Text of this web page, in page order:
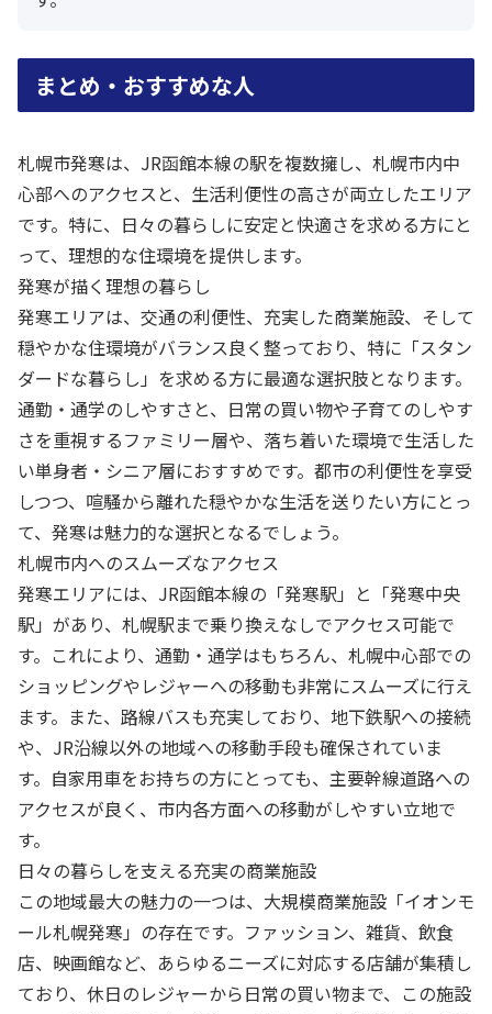
まとめ・おすすめな人
札幌市発寒は、JR函館本線の駅を複数擁し、札幌市内中
心部へのアクセスと、生活利便性の高さが両立したエリア
です。特に、日々の暮らしに安定と快適さを求める方にと
って、理想的な住環境を提供します。
発寒が描く理想の暮らし
発寒エリアは、交通の利便性、充実した商業施設、そして
穏やかな住環境がバランス良く整っており、特に「スタン
ダードな暮らし」を求める方に最適な選択肢となります。
通勤・通学のしやすさと、日常の買い物や子育てのしやす
さを重視するファミリー層や、落ち着いた環境で生活した
い単身者・シニア層におすすめです。都市の利便性を享受
しつつ、喧騒から離れた穏やかな生活を送りたい方にとっ
て、発寒は魅力的な選択となるでしょう。
札幌市内へのスムーズなアクセス
発寒エリアには、JR函館本線の「発寒駅」と「発寒中央
駅」があり、札幌駅まで乗り換えなしでアクセス可能で
す。これにより、通勤・通学はもちろん、札幌中心部での
ショッピングやレジャーへの移動も非常にスムーズに行え
ます。また、路線バスも充実しており、地下鉄駅への接続
や、JR沿線以外の地域への移動手段も確保されていま
す。自家用車をお持ちの方にとっても、主要幹線道路への
アクセスが良く、市内各方面への移動がしやすい立地で
す。
日々の暮らしを支える充実の商業施設
この地域最大の魅力の一つは、大規模商業施設「イオンモ
ール札幌発寒」の存在です。ファッション、雑貨、飲食
店、映画館など、あらゆるニーズに対応する店舗が集積し
ており、休日のレジャーから日常の買い物まで、この施設